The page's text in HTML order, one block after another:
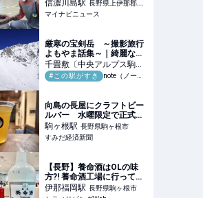
信濃川島駅 長野県上伊那郡辰
野町
マイナビニュース
厳寒の宝剣岳 ～撮影旅行
よもやま話集～｜綺麗な風
景写真が撮りたい
千畳敷〔中央アルプス駒ヶ
岳ロープウェイ〕駅
長野県
#この駅がすき note（ノート）
向島の長屋にクラフトビー
ルバー 水曜限定で正式オ
ープン、たる生も
駒ヶ根駅 長野県駒ヶ根市
すみだ経済新聞
【長野】養命酒はOLの味
方?! 養命酒工場に行ってき
ました｜シティリビング
伊那福岡駅 長野県駒ヶ根市